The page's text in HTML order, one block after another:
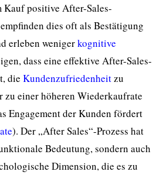
Kauf positive After-Sales-
dies oft als Bestätigung
erleben wenigerkognitive
dass eine effektive After-Sales-
die Kundenzufriedenheitzu
zu einer höheren Wiederkaufrate
Engagement der Kunden fördert
). Der „After Sales“-Prozess hat
Bedeutung, sondern auch
Dimension, die es zu